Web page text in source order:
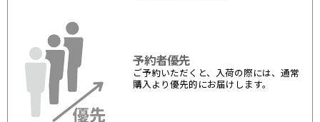
予約者優先
ご予約いただくと、入荷の際には、通常
購入より優先的にお届けします。